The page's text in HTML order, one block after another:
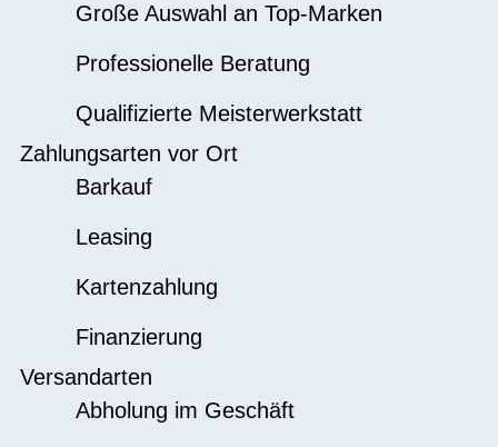
Große Auswahl an Top-Marken
Professionelle Beratung
Qualifizierte Meisterwerkstatt
Zahlungsarten vor Ort
Barkauf
Leasing
Kartenzahlung
Finanzierung
Versandarten
Abholung im Geschäft